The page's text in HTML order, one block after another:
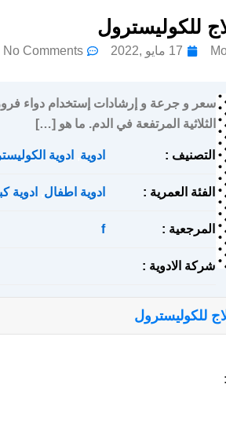
17 مايو ,2022 No Comments
الثلاثية المرتفعة في الدم. ما هو […]
التصنيف : ادوية ادوية
الفئة العمرية : ادوية اطفال ادوية
المرجعية : f
شركة الادوية :